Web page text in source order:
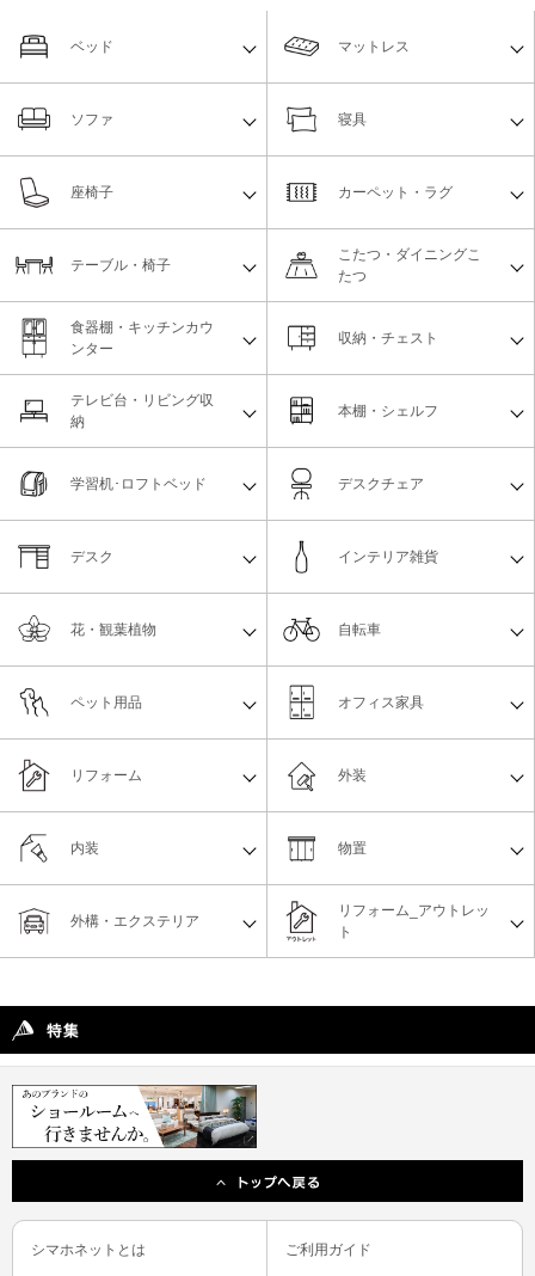
ベッド マットレス
ソファ 寝具
座椅子 カーペット・ラグ
テーブル・椅子
こたつ・ダイニングこ
たつ
食器棚・キッチンカウ
ンター
収納・チェスト
テレビ台・リビング収
納
本棚・シェルフ
学習机･ロフトベッド デスクチェア
デスク インテリア雑貨
花・観葉植物 自転車
ペット用品 オフィス家具
リフォーム
リフォーム_アウトレッ
ト
物置
外構・エクステリア
外装
内装
シマホネットとは ご利用ガイド